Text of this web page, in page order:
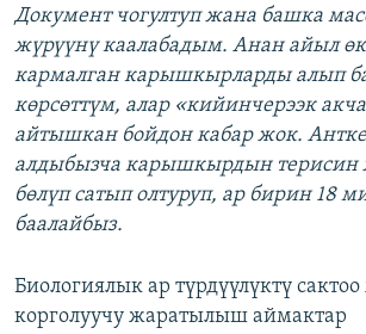
Документ чогултуп жана башка
жүрүүнү каалабадым. Анан айыл
кармалган карышкырларды алып
көрсөттүм, алар «кийинчерээк
айтышкан бойдон кабар жок.
алдыбызча карышкырдын терисин
бөлүп сатып олтуруп, ар бирин 18
баалайбыз.
Биологиялык ар түрдүүлүктү
корголуучу жаратылыш аймактар